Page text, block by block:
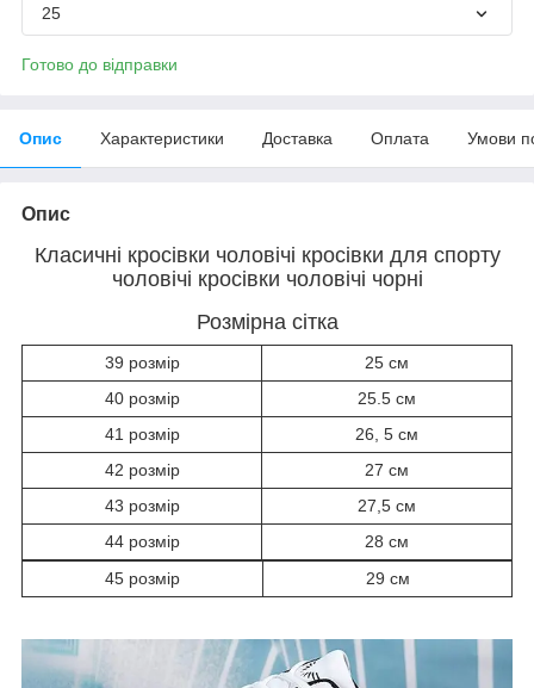
25
Готово до відправки
Опис Характеристики Доставка Оплата Умови
Опис
Класичні кросівки чоловічі кросівки для спорту
чоловічі кросівки чоловічі чорні
Розмірна сітка
39 розмір
25 см
40 розмір
25.5 см
41 розмір
26, 5 см
42 розмір
27 см
43 розмір
27,5 см
44 розмір
28 см
45 розмір
29 см